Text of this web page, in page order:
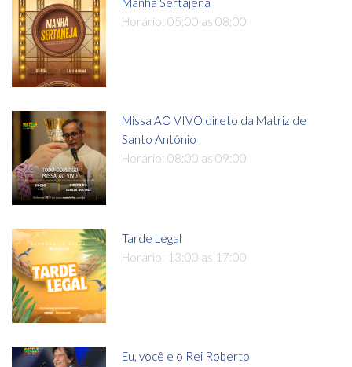
Horário: 05;00 as 08;00
Missa AO VIVO direto da Matriz de
Santo Antônio
Horário: 08:00 as 09:00
Tarde Legal
Horário: 13:00 as 17:00
Eu, você e o Rei Roberto